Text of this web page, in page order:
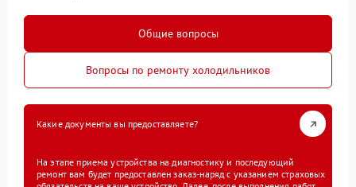
Общие вопросы
Вопросы по ремонту холодильников
Какие документы вы предоставляете?
На этапе приема устройства на диагностику и последующий
ремонт вам будет предоставлен заказ-наряд с указанием страховых